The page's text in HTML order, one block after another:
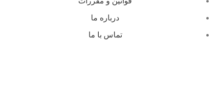
درباره ما
تماس با ما